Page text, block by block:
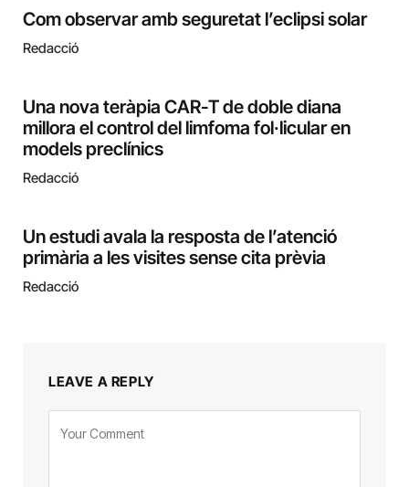
Com observar amb seguretat l’eclipsi solar
Redacció
Una nova teràpia CAR-T de doble diana
millora el control del limfoma fol·licular en
models preclínics
Redacció
Un estudi avala la resposta de l’atenció
primària a les visites sense cita prèvia
Redacció
LEAVE A REPLY